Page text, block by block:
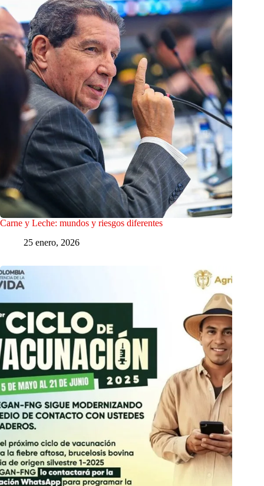
Carne y Leche: mundos y riesgos diferentes
25 enero, 2026